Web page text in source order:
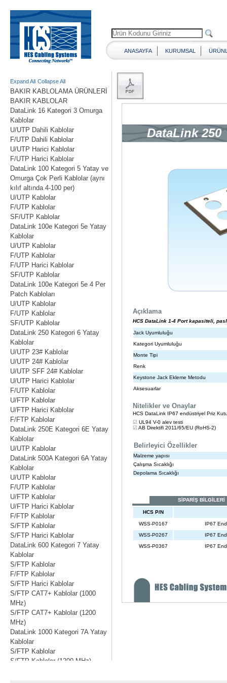
ANASAYFA KURUMSAL
Expand All Collapse All
BAKIR KABLOLAMA ÜRÜNLERİ
BAKIR KABLOLAR
DataLink 16 Kategori 3 Omurga
Kablolar
U/UTP Dahili Kablolar
F/UTP Dahili Kablolar
U/UTP Harici Kablolar
F/UTP Harici Kablolar
DataLink 100 Kategori 5 Yatay ve
Omurga Çok Perli Kablolar (aynı
kılıf altında 4-100 per)
U/UTP Kablolar
F/UTP Kablolar
SF/UTP Kablolar
DataLink 100e Kategori 5e Yatay
Kablolar
U/UTP Kablolar
F/UTP Kablolar
F/UTP Harici Kablolar
SF/UTP Kablolar
DataLink 100e Kategori 5e 4 Per
Patch Kabloları
U/UTP Kablolar
F/UTP Kablolar
SF/UTP Kablolar
DataLink 250 Kategori 6 Yatay
Kablolar
U/UTP 23# Kablolar
U/UTP 24# Kablolar
U/UTP SFF 24# Kablolar
U/UTP Harici Kablolar
F/UTP Kablolar
U/FTP Kablolar
U/FTP Harici Kablolar
F/FTP Kablolar
DataLink 250E Kategori 6E Yatay
Kablolar
U/UTP Kablolar
DataLink 500A Kategori 6A Yatay
Kablolar
U/UTP Kablolar
F/UTP Kablolar
U/FTP Kablolar
U/FTP Harici Kablolar
F/FTP Kablolar
S/FTP Kablolar
S/FTP Harici Kablolar
DataLink 600 Kategori 7 Yatay
Kablolar
S/FTP Kablolar
F/FTP Kablolar
S/FTP Harici Kablolar
S/FTP CAT7+ Kablolar (1000
MHz)
S/FTP CAT7+ Kablolar (1200
MHz)
DataLink 1000 Kategori 7A Yatay
Kablolar
S/FTP Kablolar
S/FTP Kablolar (1200 MHz)